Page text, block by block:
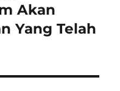
Akan
Yang Telah